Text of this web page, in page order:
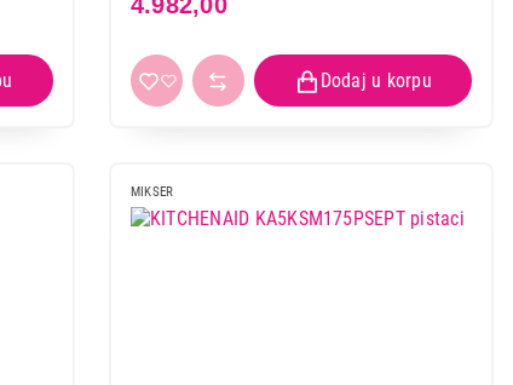
MIKSER